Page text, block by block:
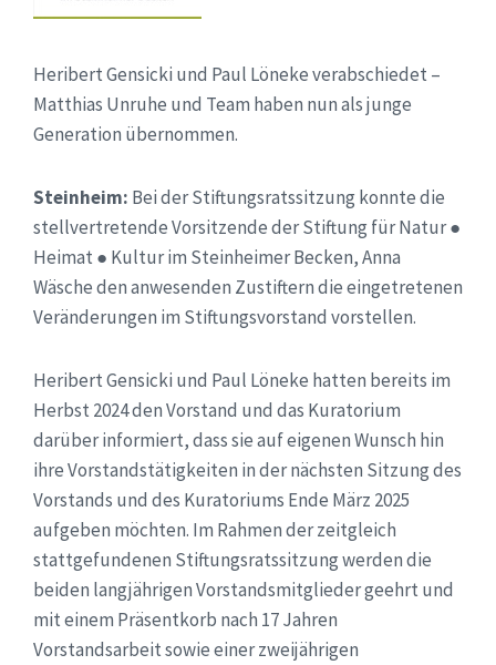
Heribert Gensicki und Paul Löneke verabschiedet –
Matthias Unruhe und Team haben nun als junge
Generation übernommen.
Steinheim: Bei der Stiftungsratssitzung konnte die
stellvertretende Vorsitzende der Stiftung für Natur ●
Heimat ● Kultur im Steinheimer Becken, Anna
Wäsche den anwesenden Zustiftern die eingetretenen
Veränderungen im Stiftungsvorstand vorstellen.
Heribert Gensicki und Paul Löneke hatten bereits im
Herbst 2024 den Vorstand und das Kuratorium
darüber informiert, dass sie auf eigenen Wunsch hin
ihre Vorstandstätigkeiten in der nächsten Sitzung des
Vorstands und des Kuratoriums Ende März 2025
aufgeben möchten. Im Rahmen der zeitgleich
stattgefundenen Stiftungsratssitzung werden die
beiden langjährigen Vorstandsmitglieder geehrt und
mit einem Präsentkorb nach 17 Jahren
Vorstandsarbeit sowie einer zweijährigen